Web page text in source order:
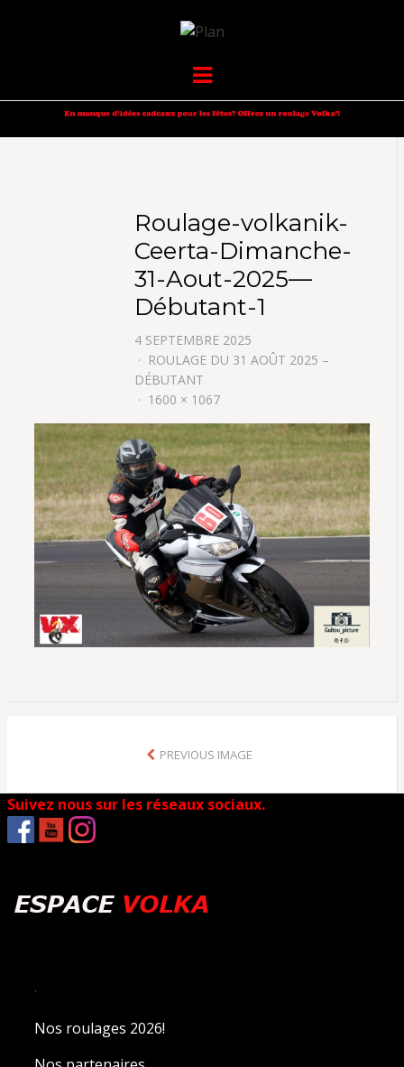
VOLKANIK-
ENDURANCE
Menu
Roulage-volkanik-
Ceerta-Dimanche-
31-Aout-2025—
Débutant-1
4 SEPTEMBRE 2025
ROULAGE DU 31 AOÛT 2025 –
DÉBUTANT
1600 × 1067
PREVIOUS IMAGE
Suivez nous sur les réseaux sociaux.
.
Nos roulages 2026!